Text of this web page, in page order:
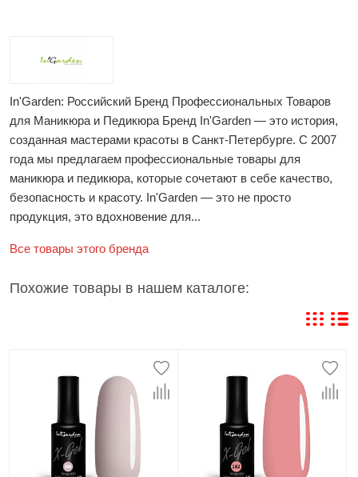
In'Garden: Российский Бренд Профессиональных Товаров
для Маникюра и Педикюра Бренд In'Garden — это история,
созданная мастерами красоты в Санкт-Петербурге. С 2007
года мы предлагаем профессиональные товары для
маникюра и педикюра, которые сочетают в себе качество,
безопасность и красоту. In'Garden — это не просто
продукция, это вдохновение для...
Все товары этого бренда
Похожие товары в нашем каталоге: